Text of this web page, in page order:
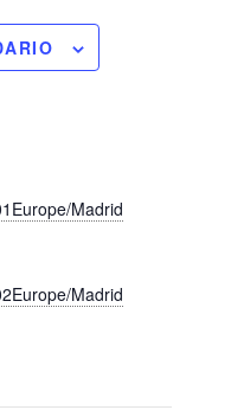
Madrid
Madrid